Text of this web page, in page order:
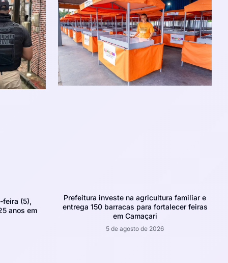
feira (5),
anos em
Prefeitura investe na agricultura familiar e
entrega 150 barracas para fortalecer feiras
em Camaçari
5 de agosto de 2026